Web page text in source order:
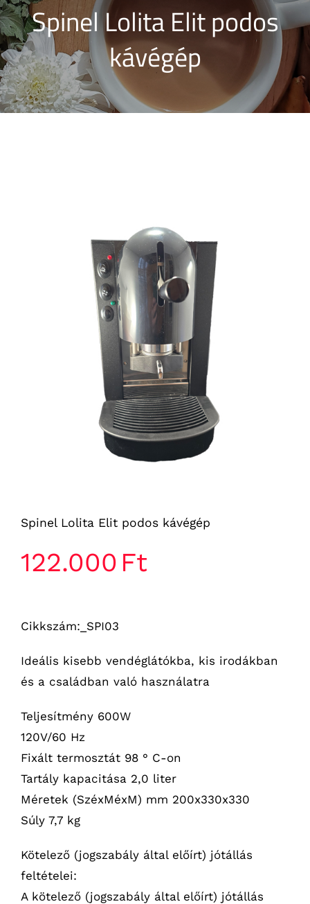
Robbantott ábrák
Kapcsolat
Spinel Lolita Elit podos
kávégép
Spinel Lolita Elit podos kávégép
122.000 Ft
Cikkszám:_SPI03
Ideális kisebb vendéglátókba, kis irodákban
és a családban való használatra
Teljesítmény 600W
120V/60 Hz
Fixált termosztát 98 ° C-on
Tartály kapacitása 2,0 liter
Méretek (SzéxMéxM) mm 200x330x330
Súly 7,7 kg
Kötelező (jogszabály által előírt) jótállás
feltételei:
A kötelező (jogszabály által előírt) jótállás